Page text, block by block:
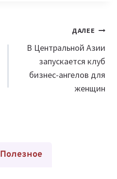
ДАЛЕЕ
В Центральной Азии
запускается клуб
бизнес-ангелов для
женщин
Полезное